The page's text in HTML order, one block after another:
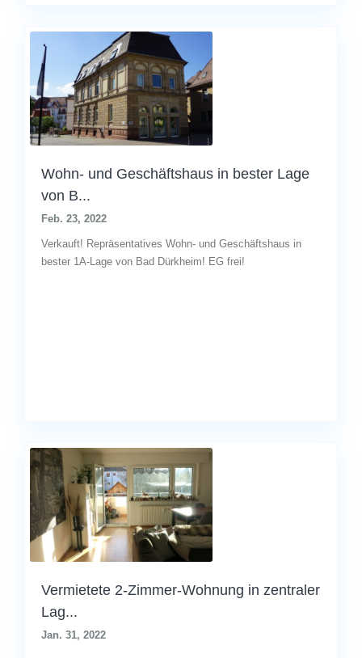
Wohn- und Geschäftshaus in bester Lage
von B...
Feb. 23, 2022
Verkauft! Repräsentatives Wohn- und Geschäftshaus in
bester 1A-Lage von Bad Dürkheim! EG frei!
Vermietete 2-Zimmer-Wohnung in zentraler
Lag...
Jan. 31, 2022